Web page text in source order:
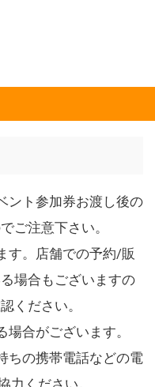
ント参加券お渡し後の
ご注意下さい。
す。店舗での予約/販
場合もございますの
ください。
合がございます。
ちの携帯電話などの電
力ください。